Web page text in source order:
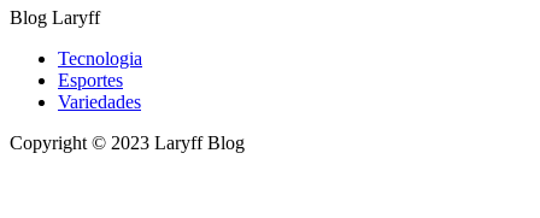
Blog Laryff
Tecnologia
Esportes
Variedades
Copyright © 2023 Laryff Blog